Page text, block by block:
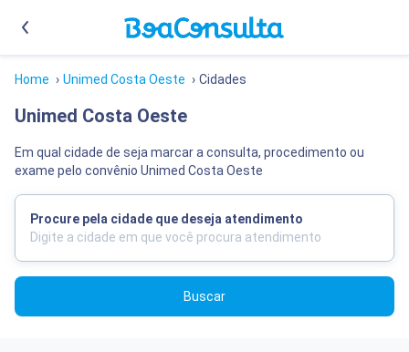
Home › Unimed Costa Oeste › Cidades
Unimed Costa Oeste
Em qual cidade de seja marcar a consulta, procedimento ou
exame pelo convênio Unimed Costa Oeste
Procure pela cidade que deseja atendimento
Buscar